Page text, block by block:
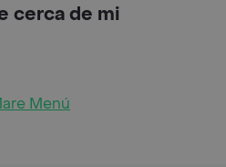
cerca de mi
Menú